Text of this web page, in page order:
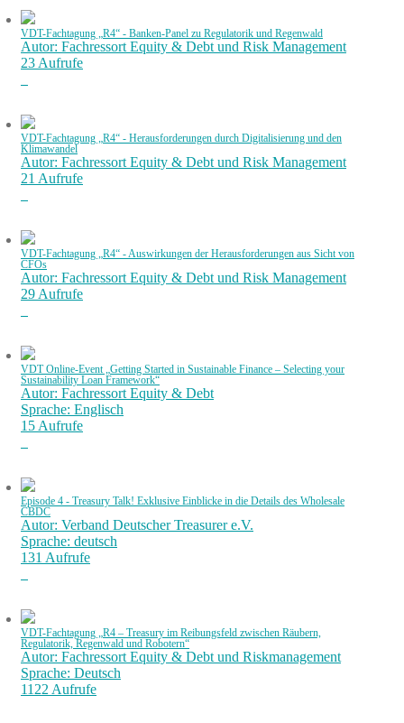
VDT-Fachtagung „R4“ - Banken-Panel zu Regulatorik und Regenwald
Autor: Fachressort Equity & Debt und Risk Management
23 Aufrufe
VDT-Fachtagung „R4“ - Herausforderungen durch Digitalisierung und den
Klimawandel
Autor: Fachressort Equity & Debt und Risk Management
21 Aufrufe
VDT-Fachtagung „R4“ - Auswirkungen der Herausforderungen aus Sicht von
CFOs
Autor: Fachressort Equity & Debt und Risk Management
29 Aufrufe
VDT Online-Event „Getting Started in Sustainable Finance – Selecting your
Sustainability Loan Framework“
Autor: Fachressort Equity & Debt
Sprache: Englisch
15 Aufrufe
Episode 4 - Treasury Talk! Exklusive Einblicke in die Details des Wholesale
CBDC
Autor: Verband Deutscher Treasurer e.V.
Sprache: deutsch
131 Aufrufe
VDT-Fachtagung „R4 – Treasury im Reibungsfeld zwischen Räubern,
Regulatorik, Regenwald und Robotern“
Autor: Fachressort Equity & Debt und Riskmanagement
Sprache: Deutsch
1122 Aufrufe